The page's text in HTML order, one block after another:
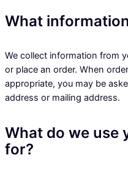
What
We collect information from
or place an order. When
appropriate, you may be
address or mailing address.
What do we use
for?